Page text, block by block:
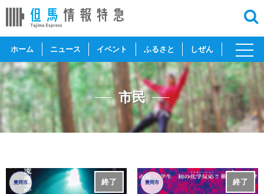
ホーム ニュース イベント ふるさと しぜん
toggle
市民
終了
豊岡市 終了
豊岡市